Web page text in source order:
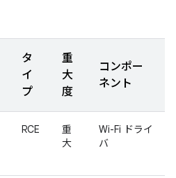
タ
イ
プ
重
大
度
コンポー
ネント
RCE
重
大
Wi-Fi ドライ
バ